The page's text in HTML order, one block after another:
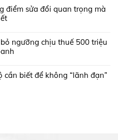
điểm sửa đổi quan trọng mà
ngưỡng chịu thuế 500 triệu
cần biết để không “lãnh đạn”